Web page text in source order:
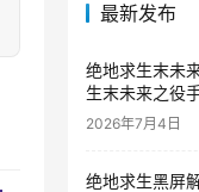
最新发布
绝地求生末未
生末未来之役
2026年7月4日
绝地求生黑屏